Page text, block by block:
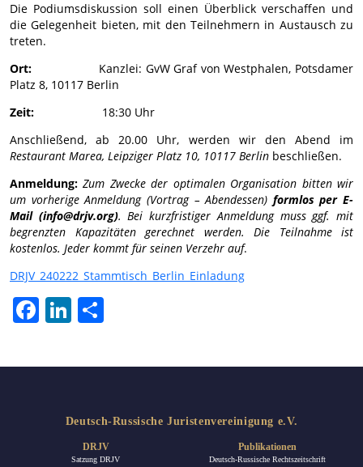
Die Podiumsdiskussion soll einen Überblick verschaffen und
die Gelegenheit bieten, mit den Teilnehmern in Austausch zu
treten.
Ort: Kanzlei: GvW Graf von Westphalen, Potsdamer
Platz 8, 10117 Berlin
Zeit: 18:30 Uhr
Anschließend, ab 20.00 Uhr, werden wir den Abend im
Restaurant Marea, Leipziger Platz 10, 10117 Berlin beschließen.
Anmeldung:Zum Zwecke der optimalen Organisation bitten wir
um vorherige Anmeldung (Vortrag – Abendessen) formlos per E-
Mail (info@drjv.org). Bei kurzfristiger Anmeldung muss ggf. mit
begrenzten Kapazitäten gerechnet werden. Die Teilnahme ist
kostenlos. Jeder kommt für seinen Verzehr auf.
DRJV_240222_Stammtisch_Berlin_Einladung
FacebookLinkedIn
Deutsch-Russische Juristenvereinigung e.V.
DRJV
Satzung DRJV
Publikationen
Deutsch-Russische Rechtszeitschrift